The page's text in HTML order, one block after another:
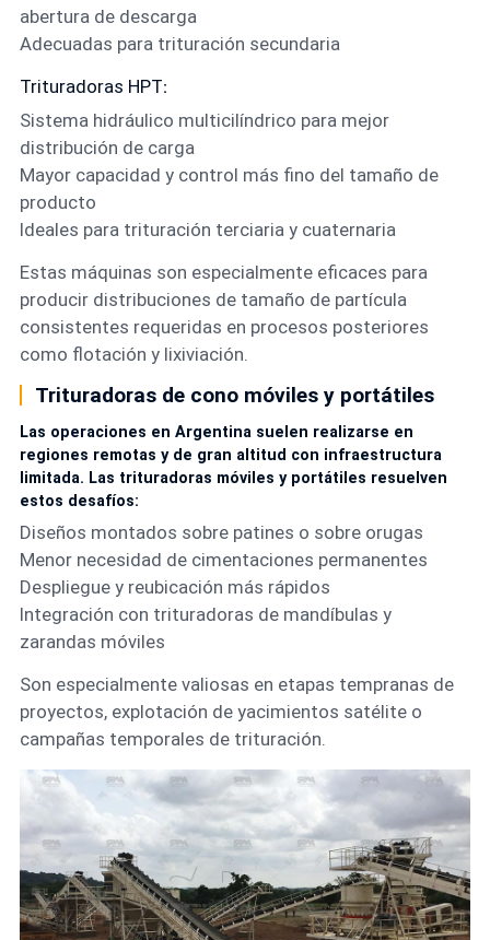
abertura de descarga
Adecuadas para trituración secundaria
Trituradoras HPT:
Sistema hidráulico multicilíndrico para mejor
distribución de carga
Mayor capacidad y control más fino del tamaño de
producto
Ideales para trituración terciaria y cuaternaria
Estas máquinas son especialmente eficaces para
producir distribuciones de tamaño de partícula
consistentes requeridas en procesos posteriores
como flotación y lixiviación.
Trituradoras de cono móviles y portátiles
Las operaciones en Argentina suelen realizarse en
regiones remotas y de gran altitud con infraestructura
limitada. Las trituradoras móviles y portátiles resuelven
estos desafíos:
Diseños montados sobre patines o sobre orugas
Menor necesidad de cimentaciones permanentes
Despliegue y reubicación más rápidos
Integración con trituradoras de mandíbulas y
zarandas móviles
Son especialmente valiosas en etapas tempranas de
proyectos, explotación de yacimientos satélite o
campañas temporales de trituración.